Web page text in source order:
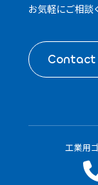
お気軽にご相談
Contact
工業用